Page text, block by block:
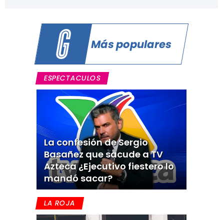
Más populares
ESPECTACULOS
La confesión de Sergio
Basañez que sacude a TV
Azteca ¿Ejecutivo fiestero lo
mandó sacar?
LA ROJA